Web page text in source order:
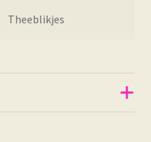
Theeblikjes